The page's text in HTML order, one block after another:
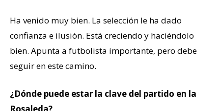
Ha venido muy bien. La selección le ha dado
confianza e ilusión. Está creciendo y haciéndolo
bien. Apunta a futbolista importante, pero debe
seguir en este camino.
¿Dónde puede estar la clave del partido en la
Rosaleda?